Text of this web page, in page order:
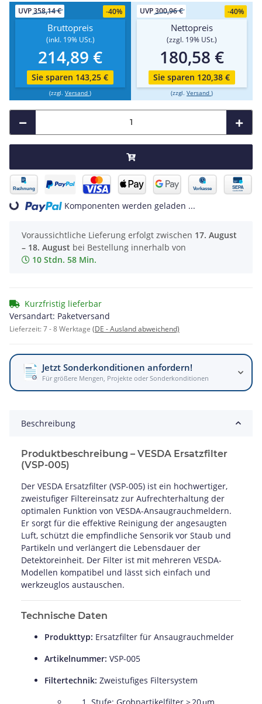
UVP358,14 € -40%
Bruttopreis
(inkl. 19% USt.)
214,89 €
Sie sparen 143,25 €
(zzgl. Versand )
UVP300,96 € -40%
Nettopreis
(zzgl. 19% USt.)
180,58 €
Sie sparen 120,38 €
(zzgl. Versand )
Loading... Komponenten werden geladen ...
Voraussichtliche Lieferung erfolgt zwischen 17. August
– 18. August bei Bestellung innerhalb von
10 Stdn. 58 Min.
Kurzfristig lieferbar
Versandart: Paketversand
Lieferzeit:7 - 8 Werktage (DE - Ausland abweichend)
Jetzt Sonderkonditionen anfordern!
Für größere Mengen, Projekte oder Sonderkonditionen
Beschreibung
Produktbeschreibung – VESDA Ersatzfilter
(VSP-005)
Der VESDA Ersatzfilter (VSP-005) ist ein hochwertiger,
zweistufiger Filtereinsatz zur Aufrechterhaltung der
optimalen Funktion von VESDA-Ansaugrauchmeldern.
Er sorgt für die effektive Reinigung der angesaugten
Luft, schützt die empfindliche Sensorik vor Staub und
Partikeln und verlängert die Lebensdauer der
Detektoreinheit. Der Filter ist mit mehreren VESDA-
Modellen kompatibel und lässt sich einfach und
werkzeuglos austauschen.
Technische Daten
Produkttyp: Ersatzfilter für Ansaugrauchmelder
Artikelnummer: VSP-005
Filtertechnik: Zweistufiges Filtersystem